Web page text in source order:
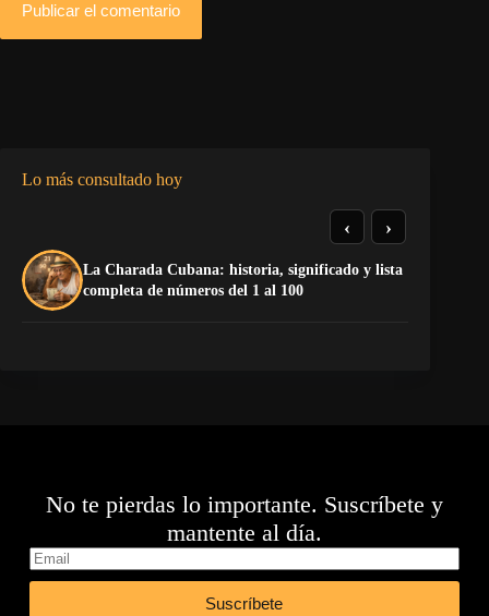
Publicar el comentario
Lo más consultado hoy
La Charada Cubana: historia, significado y lista
completa de números del 1 al 100
‹ ›
No te pierdas lo importante. Suscríbete y
mantente al día.
Suscríbete